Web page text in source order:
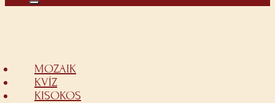
MOZAIK
KVÍZ
KISOKOS